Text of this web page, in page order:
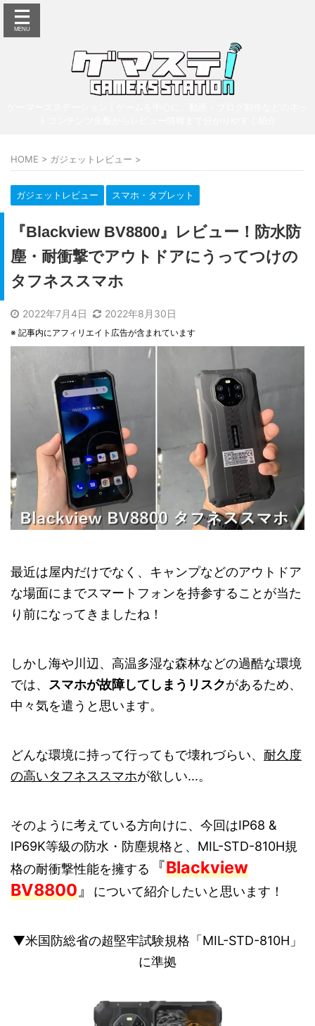
HOME > ガジェットレビュー >
ガジェットレビュー スマホ・タブレット
『Blackview BV8800』レビュー！防水防
塵・耐衝撃でアウトドアにうってつけの
タフネススマホ
2022年7月4日 2022年8月30日
※ 記事内にアフィリエイト広告が含まれています
最近は屋内だけでなく、キャンプなどのアウトドア
な場面にまでスマートフォンを持参することが当た
り前になってきましたね！
しかし海や川辺、高温多湿な森林などの過酷な環境
では、 スマホが故障してしまうリスクがあるため、
中々気を遣うと思います。
どんな環境に持って行ってもで壊れづらい、 耐久度
の高いタフネススマホが欲しい...。
そのように考えている方向けに、今回はIP68 &
IP69K等級の防水・防塵規格と、MIL-STD-810H規
格の耐衝撃性能を擁する
『Blackview
BV8800』 について紹介したいと思います！
▼米国防総省の超堅牢試験規格「MIL-STD-810H」
に準拠